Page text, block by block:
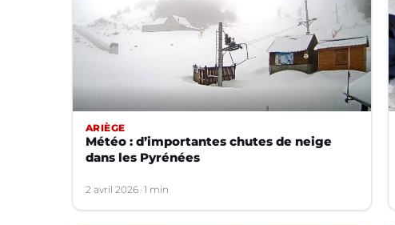
ARIÈGE
Météo : d’importantes chutes de neige
dans les Pyrénées
2 avril 2026 1 min